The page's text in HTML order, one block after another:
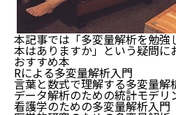
本記事では「多変量解析を勉強
本はありますか」という疑問に
おすすめ本
Rによる多変量解析入門
言葉と数式で理解する多変量解
データ解析のための統計モデリ
看護学のための多変量解析入門